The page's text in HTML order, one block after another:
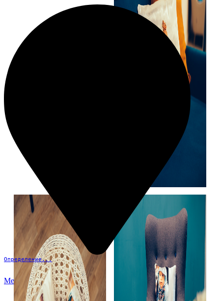
Определение...
Меню